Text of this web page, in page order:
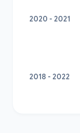
2020 - 2021
2018 - 2022